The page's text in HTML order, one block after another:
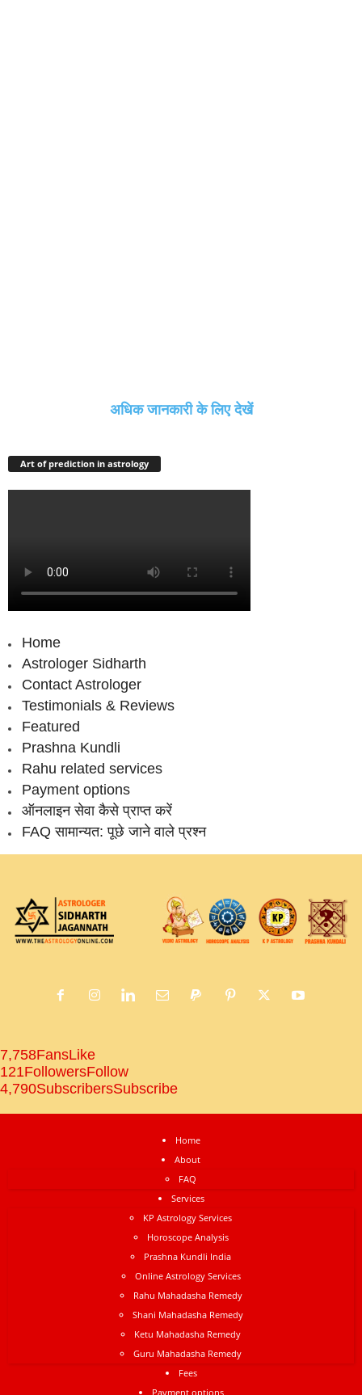
अधिक जानकारी के लिए देखें
Art of prediction in astrology
Home
Astrologer Sidharth
Contact Astrologer
Testimonials & Reviews
Featured
Prashna Kundli
Rahu related services
Payment options
ऑनलाइन सेवा कैसे प्राप्‍त करें
FAQ सामान्‍यत: पूछे जाने वाले प्रश्‍न
7,758FansLike
121FollowersFollow
4,790SubscribersSubscribe
Home
About
FAQ
Services
KP Astrology Services
Horoscope Analysis
Prashna Kundli India
Online Astrology Services
Rahu Mahadasha Remedy
Shani Mahadasha Remedy
Ketu Mahadasha Remedy
Guru Mahadasha Remedy
Fees
Payment options